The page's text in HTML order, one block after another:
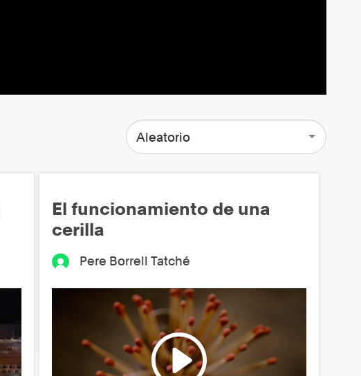
Aleatorio
El funcionamiento de una
cerilla
Pere Borrell Tatché